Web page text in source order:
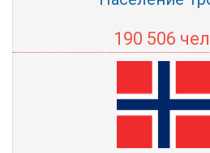
190 506